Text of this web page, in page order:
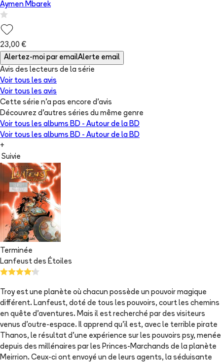
Aymen Mbarek
23,00 €
Alertez-moi par emailAlerte email
Avis des lecteurs de la série
Voir tous les avis
Voir tous les avis
Cette série n'a pas encore d'avis
Découvrez d'autres séries du même genre
Voir tous les albums BD - Autour de la BD
Voir tous les albums BD - Autour de la BD
+
Suivie
Terminée
Lanfeust des Étoiles
Troy est une planète où chacun possède un pouvoir magique
différent. Lanfeust, doté de tous les pouvoirs, court les chemins
en quête d'aventures. Mais il est recherché par des visiteurs
venus d'outre-espace. Il apprend qu'il est, avec le terrible pirate
Thanos, le résultat d'une expérience sur les pouvoirs psy, menée
depuis des millénaires par les Princes-Marchands de la planète
Meirrion. Ceux-ci ont envoyé un de leurs agents, la séduisante